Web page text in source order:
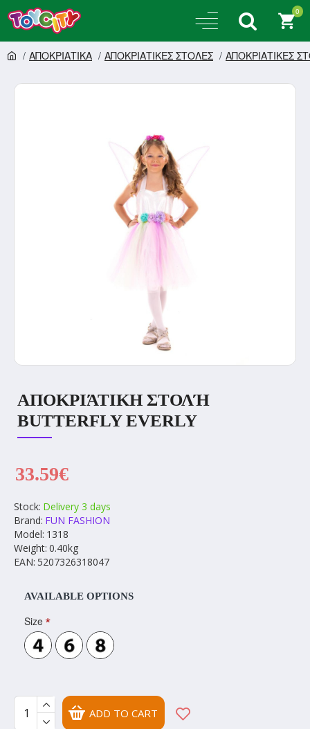
0
AΠΟΚΡΙΑΤΙΚΑ ΑΠΟΚΡΙΑΤΙΚΕΣ ΣΤΟΛΕΣ ΑΠΟΚΡΙΑΤΙΚΕΣ
ΑΠΟΚΡΙΆΤΙΚΗ ΣΤΟΛΉ
BUTTERFLY EVERLY
Stock: Delivery 3 days
Brand: FUN FASHION
Model: 1318
Weight: 0.40kg
EAN: 5207326318047
33.59€
AVAILABLE OPTIONS
Size
ADD TO CART